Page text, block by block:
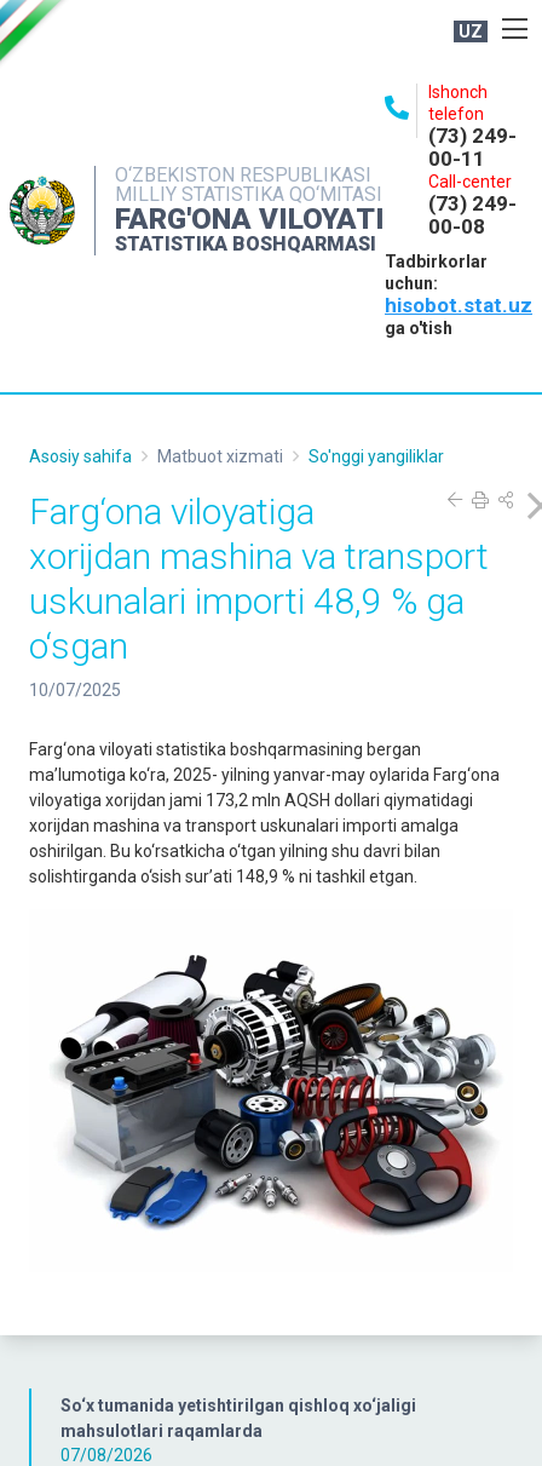
UZ
O‘ZBEKISTON RESPUBLIKASI
MILLIY STATISTIKA QO‘MITASI
FARG'ONA VILOYATI
STATISTIKA BOSHQARMASI
Ishonch
telefon
(73) 249-
00-11
Call-center
(73) 249-
00-08
Tadbirkorlar
uchun:
hisobot.stat.uz
ga o'tish
NASHRLAR
INTERAKTIV XIZMATLAR
MATBUOT XIZMATI
So‘x tumanida yetishtirilgan qishloq xo‘jaligi
mahsulotlari raqamlarda
07/08/2026
Asosiy sahifa Matbuot xizmati So'nggi yangiliklar
Farg‘ona viloyatiga
xorijdan mashina va transport
uskunalari importi 48,9 % ga
o‘sgan
10/07/2025
Farg‘ona viloyati statistika boshqarmasining bergan
ma’lumotiga ko‘ra, 2025- yilning yanvar-may oylarida Farg‘ona
viloyatiga xorijdan jami 173,2 mln AQSH dollari qiymatidagi
xorijdan mashina va transport uskunalari importi amalga
oshirilgan. Bu ko‘rsatkicha o‘tgan yilning shu davri bilan
solishtirganda o‘sish sur’ati 148,9 % ni tashkil etgan.